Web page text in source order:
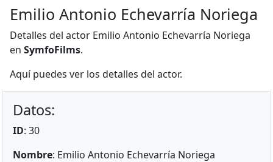
Emilio Antonio Echevarría Noriega
Detalles del actor Emilio Antonio Echevarría Noriega
en SymfoFilms.
Aquí puedes ver los detalles del actor.
Datos:
ID: 30
Nombre: Emilio Antonio Echevarría Noriega